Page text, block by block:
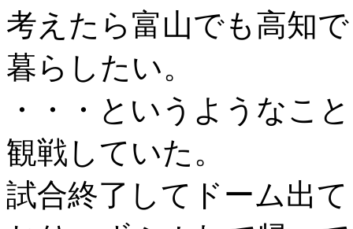
考えたら富山でも高知
暮らしたい。
・・・というようなこ
観戦していた。
試合終了してドーム出